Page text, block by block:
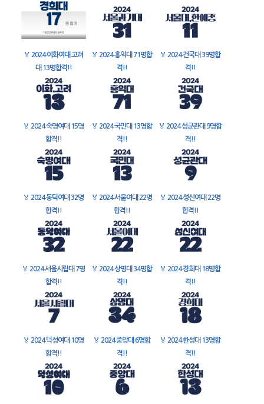
🏅 2024 이화여대 고려
대 13명합격!!
🏅 2024 홍익대 71명합
격!!
🏅 2024 건국대 39명합
격!!
🏅 2024 숙명여대 15명
합격!!
🏅 2024 국민대 13명합
격!!
🏅 2024 성균관대 9명합
격!!
🏅 2024 동덕여대 32명
합격!!
🏅 2024 서울여대 22명
합격!!
🏅 2024 성신여대 22명
합격!!
🏅 2024 서울시립대 7명
합격!!
🏅 2024 상명대 34명합
격!!
🏅 2024 경희대 18명합
격!!
🏅 2024 덕성여대 10명
합격!!
🏅 2024 중앙대 6명합
격!!
🏅 2024 한성대 13명합
격!!